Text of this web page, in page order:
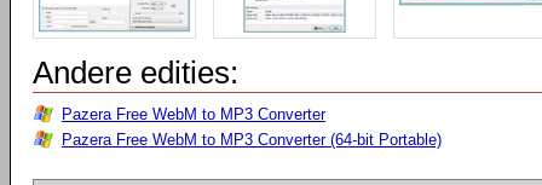
Andere edities:
Pazera Free WebM to MP3 Converter
Pazera Free WebM to MP3 Converter (64-bit Portable)